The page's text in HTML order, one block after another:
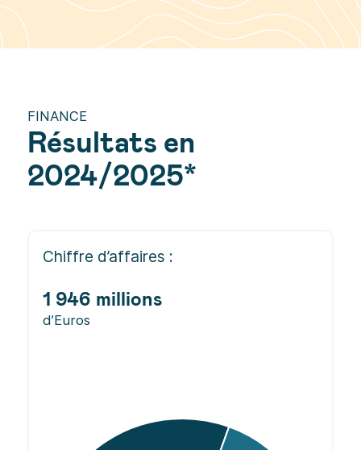
FINANCE
Résultats en
Chiffre d’affaires :
1 946 millions